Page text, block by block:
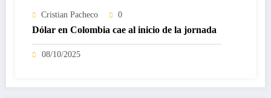
Cristian Pacheco 0
Dólar en Colombia cae al inicio de la jornada
08/10/2025